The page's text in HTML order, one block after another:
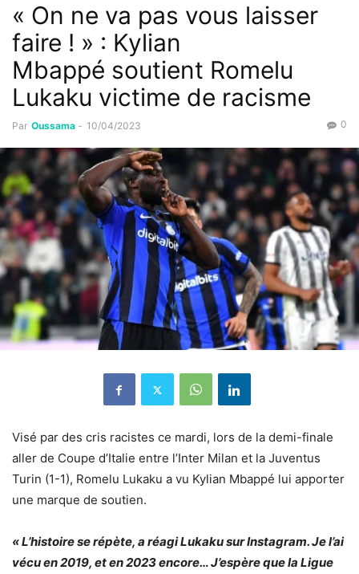
« On ne va pas vous laisser
faire ! » : Kylian
Mbappé soutient Romelu
Lukaku victime de racisme
Par Oussama - 10/04/2023 0
Visé par des cris racistes ce mardi, lors de la demi-finale
aller de Coupe d’Italie entre l’Inter Milan et la Juventus
Turin (1-1), Romelu Lukaku a vu Kylian Mbappé lui apporter
une marque de soutien.
« L’histoire se répète, a réagi Lukaku surInstagram. Je l’ai
vécu en 2019, et en 2023 encore… J’espère que la Ligue